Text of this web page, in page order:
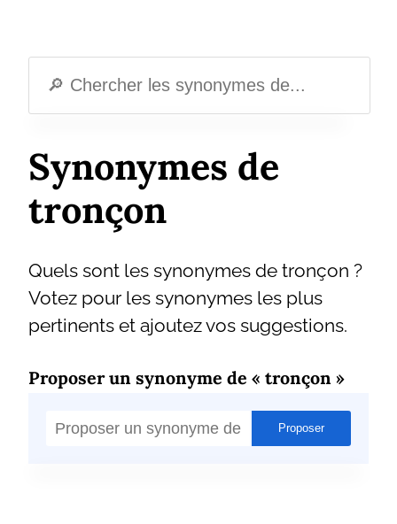
Synonymes de
tronçon
Quels sont les synonymes de tronçon ?
Votez pour les synonymes les plus
pertinents et ajoutez vos suggestions.
Proposer un synonyme de « tronçon »